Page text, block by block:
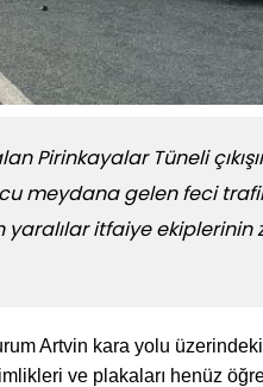
Pirinkayalar Tüneli
meydana gelen feci
yaralılar itfaiye ekiplerinin
Artvin kara yolu üzerindeki
ve plakaları henüz